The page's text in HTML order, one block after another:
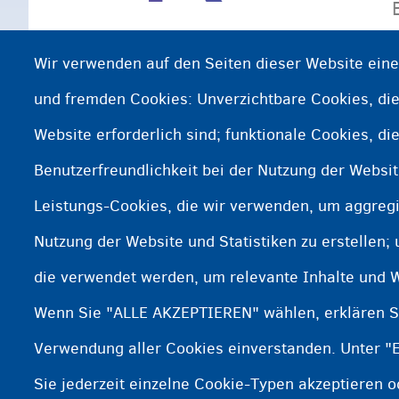
Wir verwenden auf den Seiten dieser Website
und fremden Cookies: Unverzichtbare Cookies,
Website erforderlich sind; funktionale Cookies,
Benutzerfreundlichkeit bei der Nutzung der
Leistungs-Cookies, die wir verwenden, um
Nutzung der Website und Statistiken zu erstellen;
die verwendet werden, um relevante Inhalte und
Wenn Sie "ALLE AKZEPTIEREN" wählen, erklären
Verwendung aller Cookies einverstanden. Unter
Sie jederzeit einzelne Cookie-Typen akzeptieren